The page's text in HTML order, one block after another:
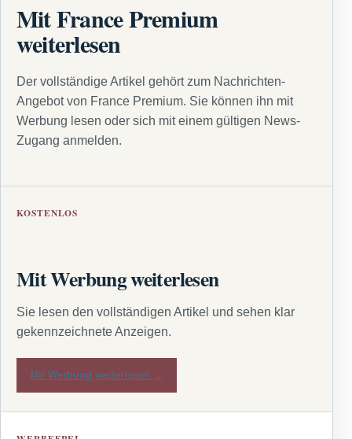
Mit France Premium
weiterlesen
Der vollständige Artikel gehört zum Nachrichten-
Angebot von France Premium. Sie können ihn mit
Werbung lesen oder sich mit einem gültigen News-
Zugang anmelden.
KOSTENLOS
Mit Werbung weiterlesen
Sie lesen den vollständigen Artikel und sehen klar
gekennzeichnete Anzeigen.
Mit Werbung weiterlesen →